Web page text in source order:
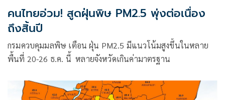
คนไทยอ่วม! สูดฝุ่นพิษ PM2.5 พุ่งต่อเนื่อง
ถึงสิ้นปี
กรมควบคุมมลพิษ เตือน ฝุ่น PM2.5 มีแนวโน้มสูงขึ้นในหลาย
พื้นที่ 20-26 ธ.ค. นี้ หลายจังหวัดเกินค่ามาตรฐาน